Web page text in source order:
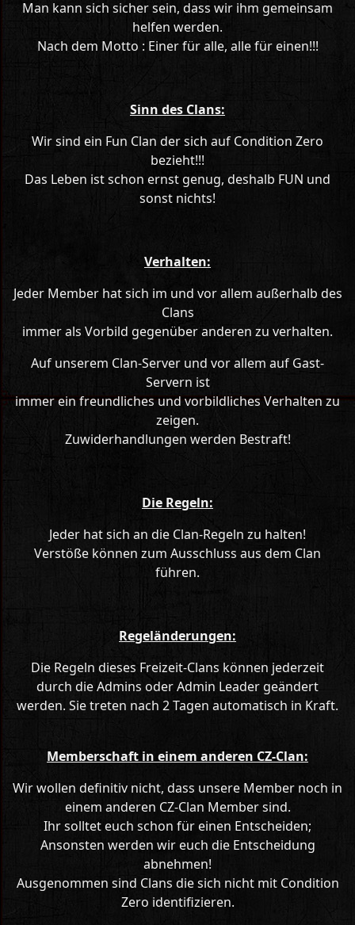
Man kann sich sicher sein, dass wir ihm gemeinsam
helfen werden.
Nach dem Motto : Einer für alle, alle für einen!!!
Sinn des Clans:
Wir sind ein Fun Clan der sich auf Condition Zero
bezieht!!!
Das Leben ist schon ernst genug, deshalb FUN und
sonst nichts!
Verhalten:
Jeder Member hat sich im und vor allem außerhalb des
Clans
immer als Vorbild gegenüber anderen zu verhalten.
Auf unserem Clan-Server und vor allem auf Gast-
Servern ist
immer ein freundliches und vorbildliches Verhalten zu
zeigen.
Zuwiderhandlungen werden Bestraft!
Die Regeln:
Jeder hat sich an die Clan-Regeln zu halten!
Verstöße können zum Ausschluss aus dem Clan
führen.
Regeländerungen:
Die Regeln dieses Freizeit-Clans können jederzeit
durch die Admins oder Admin Leader geändert
werden. Sie treten nach 2 Tagen automatisch in Kraft.
Memberschaft in einem anderen CZ-Clan:
Wir wollen definitiv nicht, dass unsere Member noch in
einem anderen CZ-Clan Member sind.
Ihr solltet euch schon für einen Entscheiden;
Ansonsten werden wir euch die Entscheidung
abnehmen!
Ausgenommen sind Clans die sich nicht mit Condition
Zero identifizieren.